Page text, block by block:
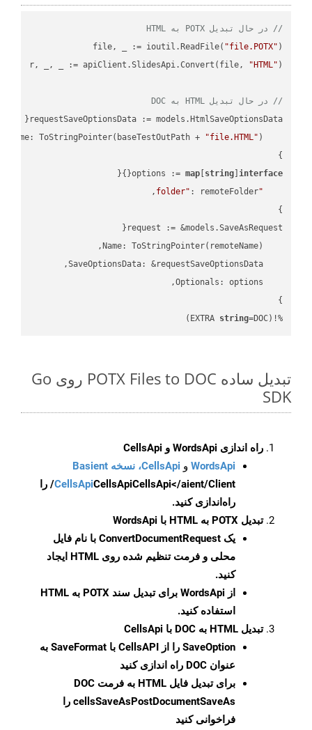
// در حال تبدیل POTX به HTML
file, _ := ioutil.ReadFile( "file.POTX"
r, _, _ := apiClient.SlidesApi.Convert(file,
"HTML"
// در حال تبدیل HTML به DOC
"file.HTML"
options := map[ string] interface
"folder"
%!(EXTRA
string=DOC)
تبدیل ساده POTX Files to DOC روی Go
SDK
راه اندازی WordsApi و CellsApi
WordsApi و CellsApi، نسخه Basient
CellsApiCellsApi
CellsApi</aient/Client/ را
راه‌اندازی کنید.
تبدیل POTX به HTML با WordsApi
یک ConvertDocumentRequest با نام فایل
محلی و فرمت تنظیم شده روی HTML ایجاد
کنید.
از WordsApi برای تبدیل سند POTX به HTML
استفاده کنید.
تبدیل HTML به DOC با CellsApi
SaveOption
را از CellsAPI با SaveFormat به
عنوان DOC راه اندازی کنید
برای تبدیل فایل HTML به فرمت
DOC
cellsSaveAsPostDocumentSaveAs را
فراخوانی کنید